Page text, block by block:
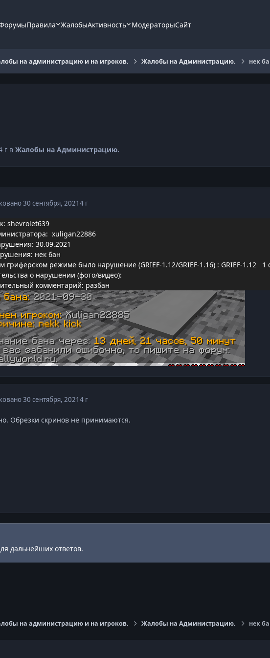
Правила ЖалобыАктивность МодераторыСайт
на администрацию и на игроков. Жалобы на Администрацию. нек
гв Жалобы на Администрацию.
30 сентября, 20214 г
shevrolet639
xuligan22886
30.09.2021
нек бан
гриферском режиме было нарушение (GRIEF-1.12/GRIEF-1.16) : GRIEF-1.12 1
о нарушении (фото/видео):
комментарий: разбан
30 сентября, 20214 г
Обрезки скринов не принимаются.
дальнейших ответов.
на администрацию и на игроков. Жалобы на Администрацию. нек